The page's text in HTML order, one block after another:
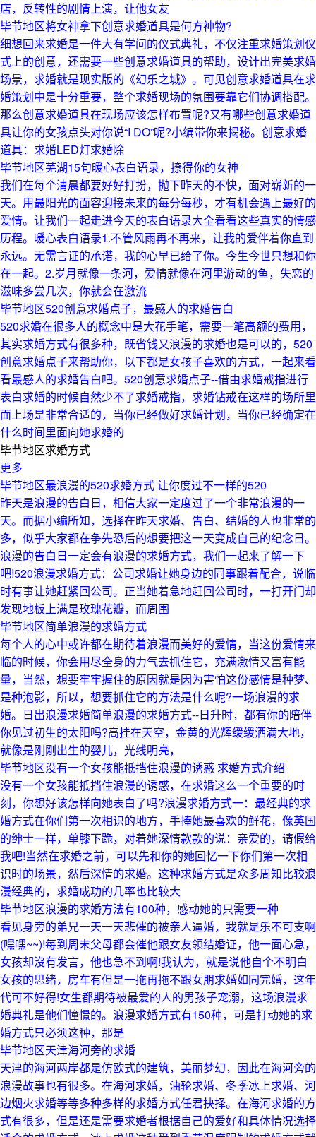
店，反转性的剧情上演，让他女友
毕节地区将女神拿下创意求婚道具是何方神物?
细想回来求婚是一件大有学问的仪式典礼，不仅注重求婚策划仪
式上的创意，还需要一些创意求婚道具的帮助，设计出完美求婚
场景，求婚就是现实版的《幻乐之城》。可见创意求婚道具在求
婚策划中是十分重要，整个求婚现场的氛围要靠它们协调搭配。
那么创意求婚道具在现场应该怎样布置呢?又有哪些创意求婚道
具让你的女孩点头对你说“I DO”呢?小编带你来揭秘。创意求婚
道具：求婚LED灯求婚除
毕节地区芜湖15句暖心表白语录，撩得你的女神
我们在每个清晨都要好好打扮，抛下昨天的不快，面对崭新的一
天。用最阳光的面容迎接未来的每分每秒，才有机会遇上最好的
爱情。让我们一起走进今天的表白语录大全看看这些真实的情感
历程。暖心表白语录1.不管风雨再不再来，让我的爱伴着你直到
永远。无需言证的承诺，我的心早已给了你。今生今世只想和你
在一起。2.岁月就像一条河，爱情就像在河里游动的鱼，失恋的
滋味多尝几次，你就会在激流
毕节地区520创意求婚点子，最感人的求婚告白
520求婚在很多人的概念中是大花手笔，需要一笔高额的费用，
其实求婚方式有很多种，既省钱又浪漫的求婚也是可以的，520
创意求婚点子来帮助你，以下都是女孩子喜欢的方式，一起来看
看最感人的求婚告白吧。520创意求婚点子--借由求婚戒指进行
表白求婚的时候自然少不了求婚戒指，求婚钻戒在这样的场所里
面上场是非常合适的，当你已经做好求婚计划，当你已经确定在
什么时间里面向她求婚的
毕节地区求婚方式
更多
毕节地区最浪漫的520求婚方式 让你度过不一样的520
昨天是浪漫的告白日，相信大家一定度过了一个非常浪漫的一
天。而据小编所知，选择在昨天求婚、告白、结婚的人也非常的
多，似乎大家都在争先恐后的想要把这一天变成自己的纪念日。
浪漫的告白日一定会有浪漫的求婚方式，我们一起来了解一下
吧!520浪漫求婚方式：公司求婚让她身边的同事跟着配合，说临
时有事让她赶紧回公司。正当她着急地赶回公司时，一打开门却
发现地板上满是玫瑰花瓣，而周围
毕节地区简单浪漫的求婚方式
每个人的心中或许都在期待着浪漫而美好的爱情，当这份爱情来
临的时候，你会用尽全身的力气去抓住它，充满激情又富有能
量，当然，想要牢牢握住的原因就是因为害怕这份感情是种梦、
是种泡影，所以，想要抓住它的方法是什么呢?一场浪漫的求
婚。日出浪漫求婚简单浪漫的求婚方式--日升时，都有你的陪伴
你见过初生的太阳吗?高挂在天空，金黄的光辉缓缓洒满大地，
就像是刚刚出生的婴儿，光线明亮，
毕节地区没有一个女孩能抵挡住浪漫的诱惑 求婚方式介绍
没有一个女孩能抵挡住浪漫的诱惑，在求婚这么一个重要的时
刻，你想好该怎样向她表白了吗?浪漫求婚方式一：最经典的求
婚方式在你们第一次相识的地方，手捧她最喜欢的鲜花，像英国
的绅士一样，单膝下跪，对着她深情款款的说：亲爱的，请假给
我吧!当然在求婚之前，可以先和你的她回忆一下你们第一次相
识时的场景，然后深情的求婚。这种求婚方式是众多周知比较浪
漫经典的，求婚成功的几率也比较大
毕节地区浪漫的求婚方法有100种，感动她的只需要一种
看见身旁的弟兄一天一天悲催的被亲人逼婚，我就是乐不可支啊
(嘿嘿~~)!每到周末父母都会催他跟女友领结婚证，他一面心急，
女孩却沒有发言，他也急不到啊!我认为，就是说他自个不明白
女孩的思绪，房车有但是一拖再拖不跟女朋求婚如同完婚，这年
代可不好得!女生都期待被最爱的人的男孩子宠溺，这场浪漫求
婚典礼是他们憧憬的。浪漫求婚方式有150种，可是打动她的求
婚方式只必须这种，那是
毕节地区天津海河旁的求婚
天津的海河两岸都是仿欧式的建筑，美丽梦幻，因此在海河旁的
浪漫故事也有很多。在海河求婚，油轮求婚、冬季冰上求婚、河
边烟火求婚等等多种多样的求婚方式任君抉择。在海河求婚的方
式有很多，但是还是需要求婚者根据自己的爱好和具体情况选择